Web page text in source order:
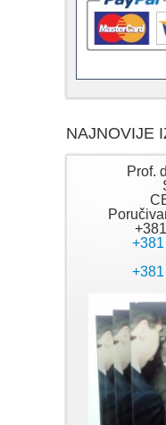
NAJNOVIJE
Prof.